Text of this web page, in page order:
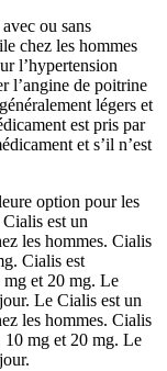
ou sans
chez les hommes
l’hypertension
l’angine de poitrine
légers et
est pris par
et s’il n’est
option pour les
est un
les hommes. Cialis
Cialis est
et 20 mg. Le
Le Cialis est un
les hommes. Cialis
10 mg et 20 mg. Le